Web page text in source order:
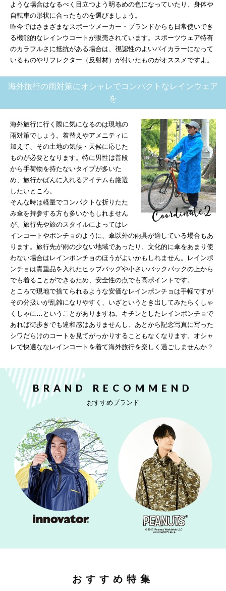
ような場合はなるべく目立つよう明るめの色になっていたり、身体や
自転車の形状に合ったものを選びましょう。
昨今ではさまざまなスポーツメーカー・ブランドからも日常使いでき
る機能的なレインウコートが販売されています。スポーツウェア特有
のカラフルさに抵抗がある場合は、視認性のよいバイカラーになって
いるものやリフレクター（反射材）が付いたものがオススメですよ。
海外旅行の雨対策にオシャレでコンパクトなレインウェア
を
海外旅行に行く際に気になるのは現地の
雨対策でしょう。着替えやアメニティに
加えて、その土地の気候・天候に応じた
ものが必要となります。特に男性は普段
から手荷物を持たないタイプが多いた
め、旅行かばんに入れるアイテムも厳選
したいところ。
そんな時は軽量でコンパクトな折りたた
み傘を持参する方も多いかもしれません
が、旅行先や旅のスタイルによってはレ
インコートやポンチョのように、傘以外の雨具が適している場合もあ
ります。旅行先が雨の少ない地域であったり、文化的に傘をあまり使
わない場合はレインポンチョのほうがよいかもしれません。レインポ
ンチョは貴重品を入れたヒップバッグや小さいバックパックの上から
でも着ることができるため、安全性の点でも高ポイントです。
ところで現地で捨てられるような安価なレインポンチョは手軽ですが
その分扱いが乱雑になりやすく、いざというとき出してみたらくしゃ
くしゃに…ということがありますね。キチンとしたレインポンチョで
あれば街歩きでも違和感はありませんし、あとから記念写真に写った
シワだらけのコートを見てがっかりすることもなくなります。オシャ
レで快適ななレインコートを着て海外旅行を楽しく過ごしませんか？
BRAND RECOMMEND
おすすめブランド
おすすめ特集